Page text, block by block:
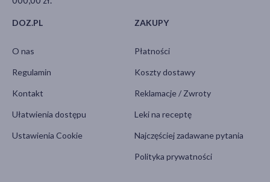
DOZ.PL
O nas
Regulamin
Kontakt
Ułatwienia dostępu
Ustawienia Cookie
ZAKUPY
Płatności
Koszty dostawy
Reklamacje / Zwroty
Leki na receptę
Najczęściej zadawane pytania
Polityka prywatności